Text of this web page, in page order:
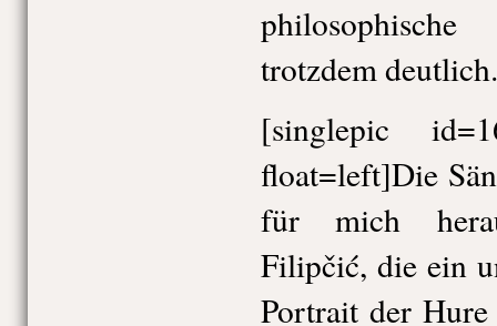
trotzdem deutlich.
[singlepic
float=left]Die
für mich
Filipčić, die ein
Portrait der